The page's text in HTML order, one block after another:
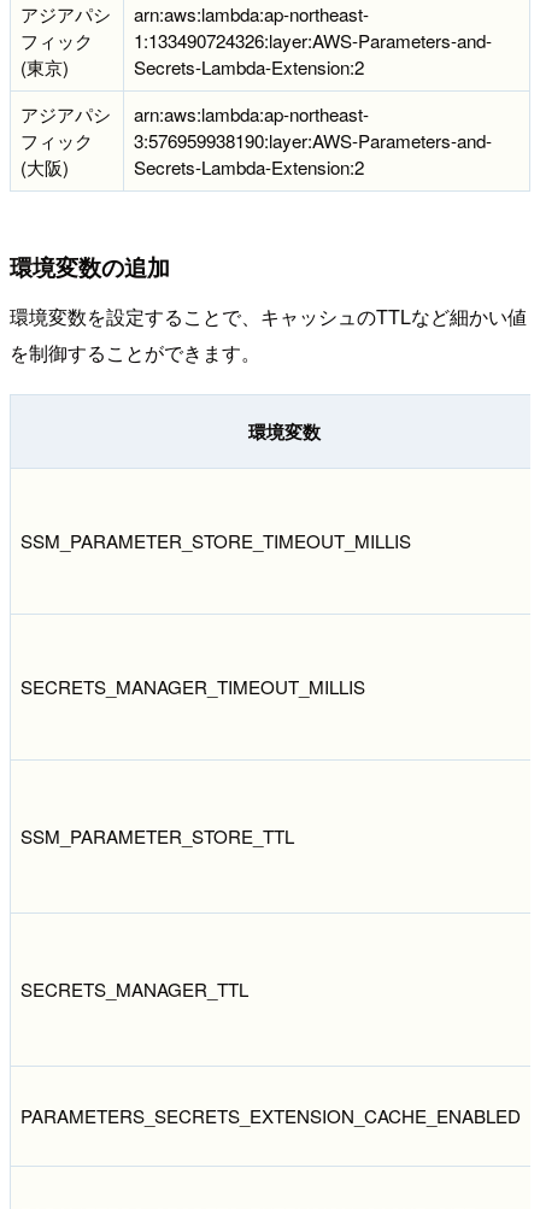
アジアパシ
フィック
(東京)
arn:aws:lambda:ap-northeast-
1:133490724326:layer:AWS-Parameters-and-
Secrets-Lambda-Extension:2
アジアパシ
フィック
(大阪)
arn:aws:lambda:ap-northeast-
3:576959938190:layer:AWS-Parameters-and-
Secrets-Lambda-Extension:2
環境変数の追加
環境変数を設定することで、キャッシュのTTLなど細かい値
を制御することができます。
環境変数
SSM_PARAMETER_STORE_TIMEOUT_MILLIS
SECRETS_MANAGER_TIMEOUT_MILLIS
SSM_PARAMETER_STORE_TTL
SECRETS_MANAGER_TTL
PARAMETERS_SECRETS_EXTENSION_CACHE_ENABLED